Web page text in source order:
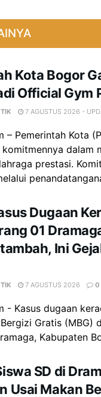
Kota Bogor
Official Gym
7 AGUSTUS 2026 -
– Pemerintah Kota
komitmennya dalam
prestasi.
Dugaan
01
Ini
7 AGUSTUS 2026 0
- Kasus dugaan
Gratis (MBG)
Kabupaten
SD di
Usai Makan